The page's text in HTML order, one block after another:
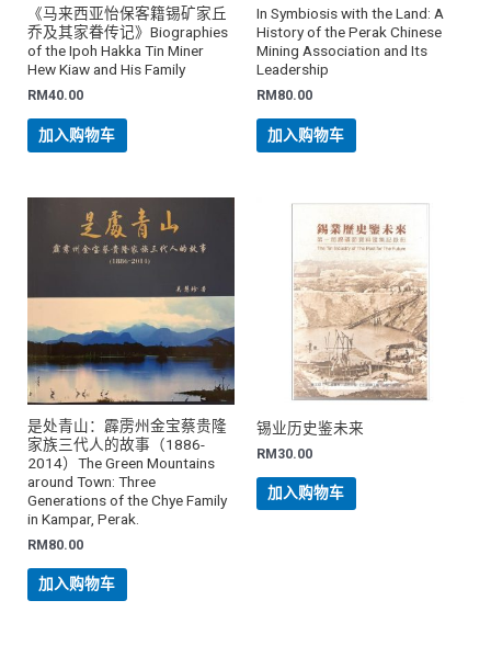
《马来西亚怡保客籍锡矿家丘
乔及其家眷传记》Biographies
of the Ipoh Hakka Tin Miner
Hew Kiaw and His Family
RM40.00
加入购物车
In Symbiosis with the Land: A
History of the Perak Chinese
Mining Association and Its
Leadership
RM 80.00
加入购物车
是处青山：霹雳州金宝蔡贵隆
家族三代人的故事（1886-
2014）The Green Mountains
around Town: Three
Generations of the Chye Family
in Kampar, Perak.
RM80.00
加入购物车
锡业历史鉴未来
RM30.00
加入购物车